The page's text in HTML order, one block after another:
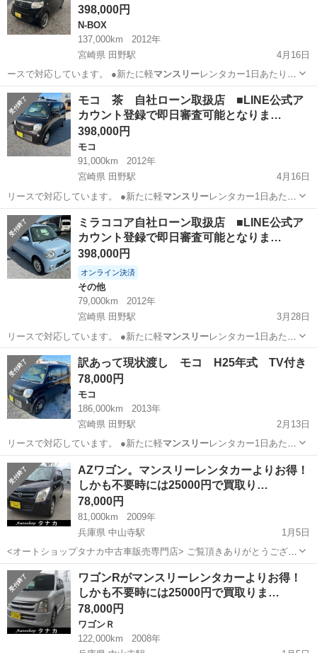
398,000円
N-BOX
137,000km
2012年
宮崎県 田野駅
4月16日
ースで対応しています。 ●新たに軽マンスリーレンタカー1日あたり
1,100円で対…
宮崎 宮崎市 田野駅 N-BOX 自社
モコ 茶 自社ローン取扱店 ■LINE公式ア
カウント登録で即日審査可能となりま…
398,000円
モコ
91,000km
2012年
宮崎県 田野駅
4月16日
リースで対応しています。 ●新たに軽マンスリーレンタカー1日あたり
1,100円で対…
宮崎 宮崎市 モコ 自社
ミラココア自社ローン取扱店 ■LINE公式ア
カウント登録で即日審査可能となりま…
398,000円
オンライン決済
その他
79,000km
2012年
宮崎県 田野駅
3月28日
リースで対応しています。 ●新たに軽マンスリーレンタカー1日あたり
1,100円で対…
宮崎 宮崎市 田野駅 その他
訳あって現状渡し モコ H25年式 TV付き
78,000円
モコ
186,000km
2013年
宮崎県 田野駅
2月13日
リースで対応しています。 ●新たに軽マンスリーレンタカー1日あたり
1,100円で対…
宮崎 宮崎市 田野駅 自社
AZワゴン。マンスリーレンタカーよりお得！
しかも不要時には25000円で買取り…
78,000円
81,000km
2009年
兵庫県 中山寺駅
1月5日
<オートショップタナカ中古車販売専門店> ご覧頂きありがとうござい
ます。 ガソリンスタンドを地元で50年以上 営んでおり 認証工場の資
格も取得しております。 自動車販売は国内販売と並行してアフリカに
輸出も行なってお...
兵庫 伊丹市 中山寺駅 マツダ マンスリー
ワゴンRがマンスリーレンタカーよりお得！
しかも不要時には25000円で買取りま…
78,000円
ワゴンＲ
122,000km
2008年